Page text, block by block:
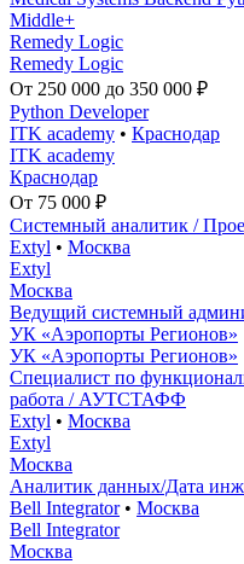
Middle+
Remedy Logic
Remedy Logic
От 250 000 до 350 000 ₽
Python Developer
ITK academy • Краснодар
ITK academy
Краснодар
От 75 000 ₽
Системный аналитик /
Extyl • Москва
Extyl
Москва
Ведущий системный
УК «Аэропорты Регионов»
УК «Аэропорты Регионов»
Специалист по
работа / АУТСТАФФ
Extyl • Москва
Extyl
Москва
Аналитик данных/Дата
Bell Integrator• Москва
Bell Integrator
Москва